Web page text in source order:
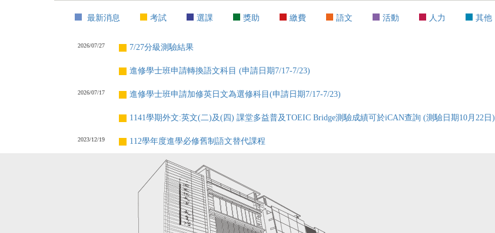
最新消息 考試 選課 獎助 繳費 語文 活動 人力 其他
2026/07/27 7/27分級測驗結果
進修學士班申請轉換語文科目 (申請日期7/17-7/23)
2026/07/17 進修學士班申請加修英日文為選修科目(申請日期7/17-7/23)
1141學期外文:英文(二)及(四) 課堂多益普及TOEIC Bridge測驗成績可於iCAN查詢 (測驗日期10月22日)
2023/12/19 112學年度進學必修舊制語文替代課程